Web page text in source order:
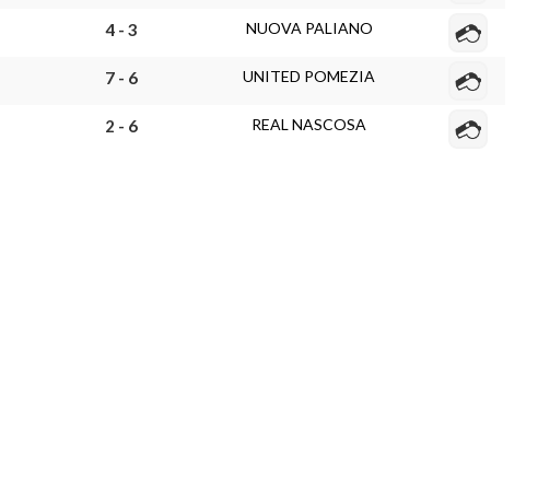
4 - 3 NUOVA PALIANO
7 - 6 UNITED POMEZIA
2 - 6 REAL NASCOSA